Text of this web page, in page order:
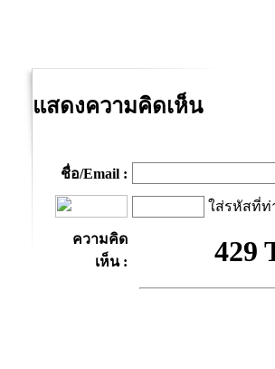
แสดงความคิดเห็น
ชื่อ/Email :
ใส่รหัสที่ท่
ความคิด
เห็น :